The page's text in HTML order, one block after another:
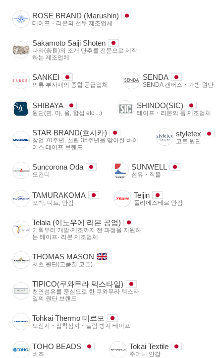
ROSE BRAND (Marushin)
테이프・리본의 선두 제조업체
Sakamoto Saiji Shoten
나라(奈良)의 조개 단추를 전문으로 제작
하는 제조업체
SANKEI
의류 부자재의 종합 공급업체
SENDA
SENDA 캔버스・가방 원단
SHIBAYA
원단(면, 마, 울, 합섬 etc ...)
SHINDO(SIC)
테이프・리본의 톱 제조업체
STAR BRAND(호시카)
창업 70주년, 설립 35주년을 맞이한 바이
어스 테이프 브랜드
styletex
코트 원단
Suncorona Oda
오건디
SUNWELL
섬유・직물
TAMURAKOMA
포백, 니트, 안감
Teijin
폴리에스테르 안감
Telala (이노우에 리본 공업)
기획부터 개발·제조까지 전 과정을 지원하
는 테이프· 리본 제조업체
THOMAS MASON
셔츠 원단(고품질 코튼)
TIPICO(쿠와무라 텍스타일)
천연섬유를 중심으로 한 쿠와무라 텍스타
일의 원단 브랜드
Tohkai Thermo 테르모
모심지・접착심지・늘림 방지 테이프
TOHO BEADS
비즈
Tokai Textile
주머니 안감